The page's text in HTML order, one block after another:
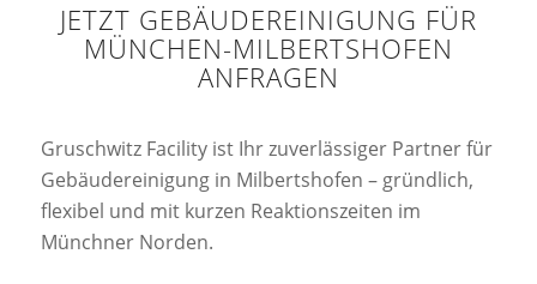
JETZT GEBÄUDEREINIGUNG FÜR
MÜNCHEN-MILBERTSHOFEN
ANFRAGEN
Gruschwitz Facility ist Ihr zuverlässiger Partner für
Gebäudereinigung in Milbertshofen – gründlich,
flexibel und mit kurzen Reaktionszeiten im
Münchner Norden.